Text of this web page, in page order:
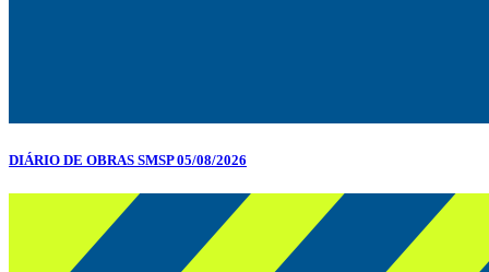
DIÁRIO DE OBRAS SMSP 05/08/2026